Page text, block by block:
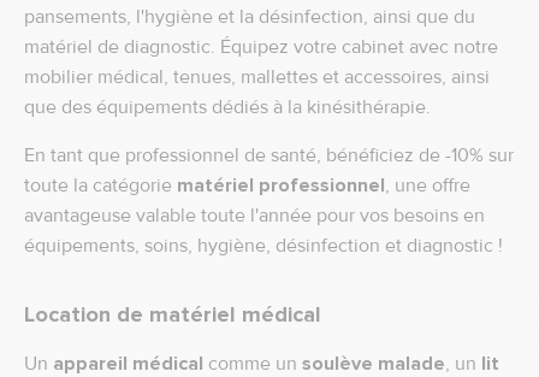
pansements, l'hygiène et la désinfection, ainsi que du
matériel de diagnostic. Équipez votre cabinet avec notre
mobilier médical, tenues, mallettes et accessoires, ainsi
que des équipements dédiés à la kinésithérapie.
En tant que professionnel de santé, bénéficiez de -10% sur
toute la catégorie matériel professionnel, une offre
avantageuse valable toute l'année pour vos besoins en
équipements, soins, hygiène, désinfection et diagnostic !
Location de matériel médical
Un appareil médical comme un soulève malade, un lit